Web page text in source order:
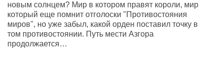
новым солнцем? Мир в котором правят короли, мир
который еще помнит отголоски "Противостояния
миров", но уже забыл, какой орден поставил точку в
том противостоянии. Путь мести Азгора
продолжается…